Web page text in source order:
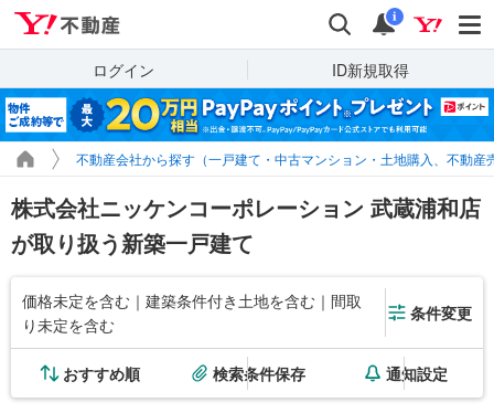
検索 通知
i
ログイン ID新規取得
不動産会社から探す（一戸建て・中古マンション・土地購入、不動産
株式会社ニッケンコーポレーション 武蔵浦和店
が取り扱う新築一戸建て
価格未定を含む｜建築条件付き土地を含む｜間取
り未定を含む
条件変更
おすすめ順 検索条件保存 通知設定